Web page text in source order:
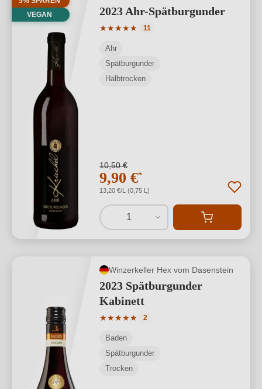
VEGAN
2023 Ahr-Spätburgunder
★★★★★
Durchschnittliche Bewertung von 5
11
Ahr
Spätburgunder
Halbtrocken
10,50 €
9,90 €*
13,20 €/L (0,75 L)
1
Winzerkeller Hex vom Dasenstein
2023 Spätburgunder
Kabinett
★★★★★
Durchschnittliche Bewertung von 5
2
Baden
Spätburgunder
Trocken